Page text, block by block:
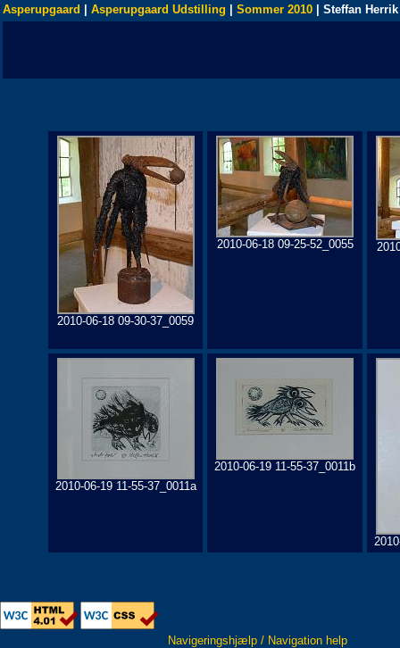
Asperupgaard Asperupgaard Udstilling Sommer 2010 | Steffan Herrik
2010-06-18 09-30-37_0059
2010-06-18 09-25-52_0055
2010-06-19 11-55-37_0011a
2010-06-19 11-55-37_0011b
Navigeringshjælp / Navigation help